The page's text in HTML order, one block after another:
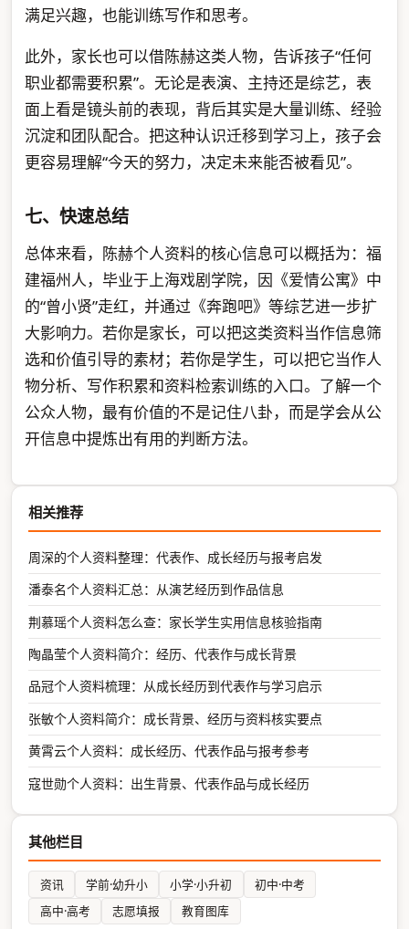
满足兴趣，也能训练写作和思考。
此外，家长也可以借陈赫这类人物，告诉孩子“任何
职业都需要积累”。无论是表演、主持还是综艺，表
面上看是镜头前的表现，背后其实是大量训练、经验
沉淀和团队配合。把这种认识迁移到学习上，孩子会
更容易理解“今天的努力，决定未来能否被看见”。
七、快速总结
总体来看，陈赫个人资料的核心信息可以概括为：福
建福州人，毕业于上海戏剧学院，因《爱情公寓》中
的“曾小贤”走红，并通过《奔跑吧》等综艺进一步扩
大影响力。若你是家长，可以把这类资料当作信息筛
选和价值引导的素材；若你是学生，可以把它当作人
物分析、写作积累和资料检索训练的入口。了解一个
公众人物，最有价值的不是记住八卦，而是学会从公
开信息中提炼出有用的判断方法。
相关推荐
周深的个人资料整理：代表作、成长经历与报考启发
潘泰名个人资料汇总：从演艺经历到作品信息
荆慕瑶个人资料怎么查：家长学生实用信息核验指南
陶晶莹个人资料简介：经历、代表作与成长背景
品冠个人资料梳理：从成长经历到代表作与学习启示
张敏个人资料简介：成长背景、经历与资料核实要点
黄霄云个人资料：成长经历、代表作品与报考参考
寇世勋个人资料：出生背景、代表作品与成长经历
其他栏目
资讯 学前·幼升小 小学·小升初
初中·中考
高中·高考
志愿填报 教育图库